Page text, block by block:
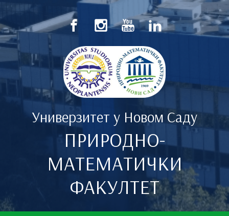
Скип то маин цонтент
Универзитет у Новом Саду
ПРИРОДНО-
МАТЕМАТИЧКИ
ФАКУЛТЕТ